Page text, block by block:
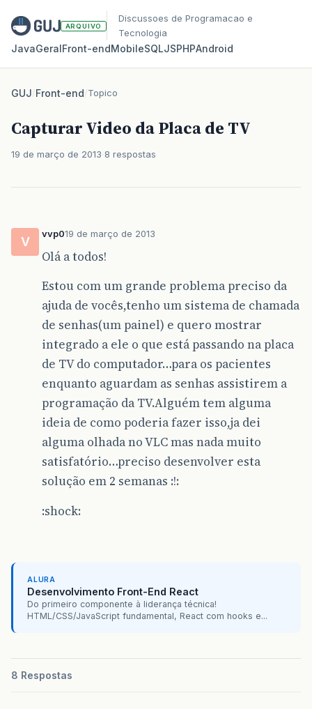
ARQUIVO
Discussoes de Programacao e
Tecnologia
JavaGeralFront‑endMobileSQLJSPHPAndroid
GUJ/Front-end/Topico
Capturar Video da Placa de TV
19 de março de 2013 8 respostas
V
vvp019 de março de 2013
Olá a todos!
Estou com um grande problema preciso da
ajuda de vocês,tenho um sistema de chamada
de senhas(um painel) e quero mostrar
integrado a ele o que está passando na placa
de TV do computador…para os pacientes
enquanto aguardam as senhas assistirem a
programação da TV.Alguém tem alguma
ideia de como poderia fazer isso,ja dei
alguma olhada no VLC mas nada muito
satisfatório…preciso desenvolver esta
solução em 2 semanas :!:
:shock:
ALURA
Desenvolvimento Front-End React
Do primeiro componente à liderança técnica!
HTML/CSS/JavaScript fundamental, React com hooks e...
8 Respostas